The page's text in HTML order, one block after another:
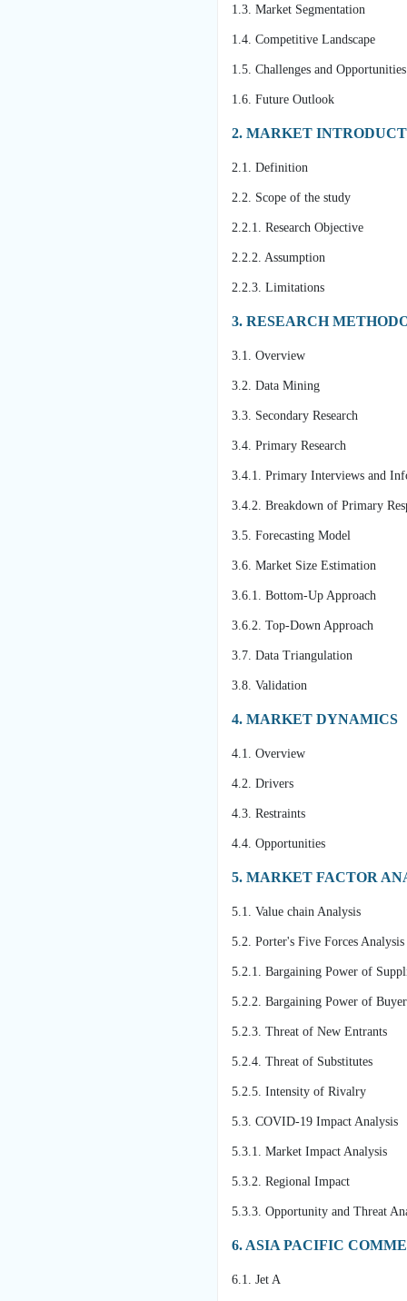
1.3. Market Segmentation
1.4. Competitive Landscape
1.5. Challenges and Opportunities
1.6. Future Outlook
2. MARKET
2.1. Definition
2.2. Scope of the study
2.2.1. Research Objective
2.2.2. Assumption
2.2.3. Limitations
3. RESEARCH
3.1. Overview
3.2. Data Mining
3.3. Secondary Research
3.4. Primary Research
3.4.1. Primary Interviews and
3.4.2. Breakdown of Primary
3.5. Forecasting Model
3.6. Market Size Estimation
3.6.1. Bottom-Up Approach
3.6.2. Top-Down Approach
3.7. Data Triangulation
3.8. Validation
4. MARKET DYNAMICS
4.1. Overview
4.2. Drivers
4.3. Restraints
4.4. Opportunities
5. MARKET FACTOR
5.1. Value chain Analysis
5.2. Porter's Five Forces Analysis
5.2.1. Bargaining Power of
5.2.2. Bargaining Power of
5.2.3. Threat of New Entrants
5.2.4. Threat of Substitutes
5.2.5. Intensity of Rivalry
5.3. COVID-19 Impact Analysis
5.3.1. Market Impact Analysis
5.3.2. Regional Impact
5.3.3. Opportunity and Threat
6. ASIA PACIFIC
6.1. Jet A